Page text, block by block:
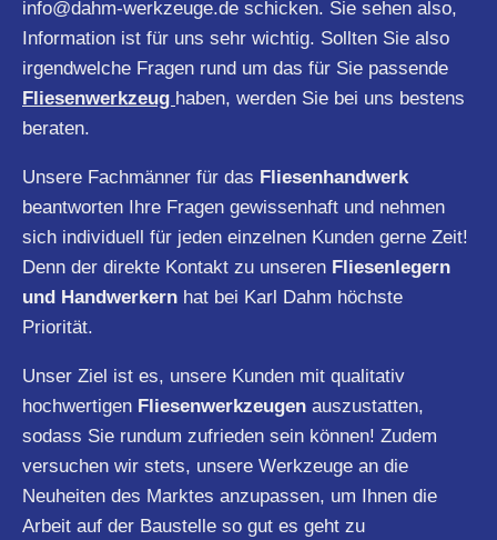
info@dahm-werkzeuge.de schicken. Sie sehen also,
Information ist für uns sehr wichtig. Sollten Sie also
irgendwelche Fragen rund um das für Sie passende
Fliesenwerkzeug haben, werden Sie bei uns bestens
beraten.
Unsere Fachmänner für das Fliesenhandwerk
beantworten Ihre Fragen gewissenhaft und nehmen
sich individuell für jeden einzelnen Kunden gerne Zeit!
Denn der direkte Kontakt zu unseren Fliesenlegern
und Handwerkern hat bei Karl Dahm höchste
Priorität.
Unser Ziel ist es, unsere Kunden mit qualitativ
hochwertigen Fliesenwerkzeugen auszustatten,
sodass Sie rundum zufrieden sein können! Zudem
versuchen wir stets, unsere Werkzeuge an die
Neuheiten des Marktes anzupassen, um Ihnen die
Arbeit auf der Baustelle so gut es geht zu